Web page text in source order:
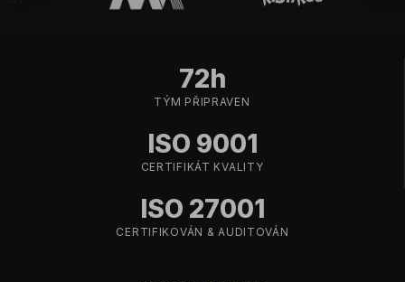
72h
TÝM PŘIPRAVEN
ISO 9001
CERTIFIKÁT KVALITY
ISO 27001
CERTIFIKOVÁN & AUDITOVÁN